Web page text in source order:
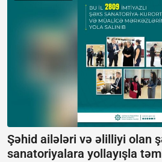
Şəhid ailələri və əlilliyi olan
sanatoriyalara yollayışla